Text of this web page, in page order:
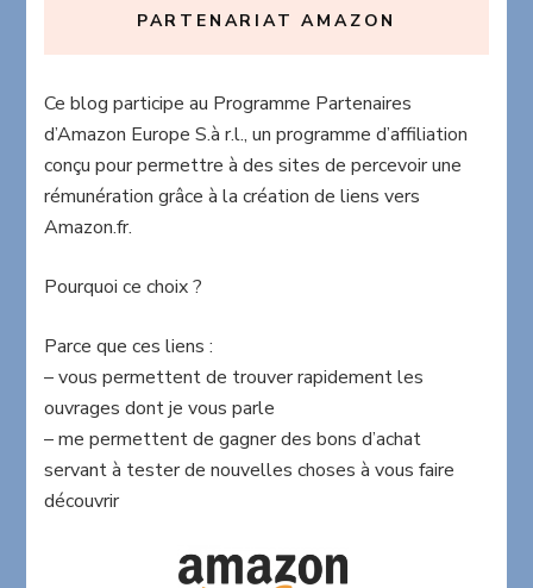
PARTENARIAT AMAZON
Ce blog participe au Programme Partenaires
d’Amazon Europe S.à r.l., un programme d’affiliation
conçu pour permettre à des sites de percevoir une
rémunération grâce à la création de liens vers
Amazon.fr.
Pourquoi ce choix ?
Parce que ces liens :
– vous permettent de trouver rapidement les
ouvrages dont je vous parle
– me permettent de gagner des bons d’achat
servant à tester de nouvelles choses à vous faire
découvrir